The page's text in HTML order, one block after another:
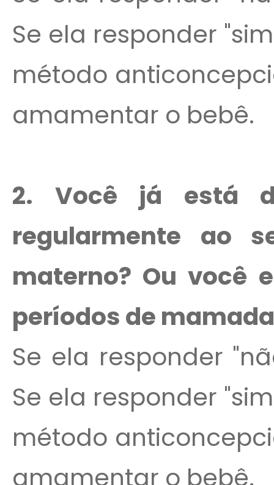
Se ela responder
método
amamentar o bebê.
2. Você já está
regularmente ao
materno? Ou você
períodos de
Se ela responder
Se ela responder
método
amamentar o bebê.